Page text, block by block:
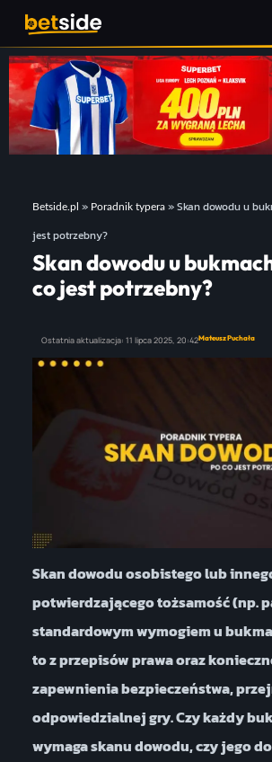
Betside.pl » Poradnik typera»Skan dowodu u
jest potrzebny?
Skan dowodu u
co jest potrzebny?
Ostatnia aktualizacja: 11 lipca 2025, 20:42Mateusz Puchała
Skan dowodu osobistego lub
potwierdzającego tożsamość (np.
standardowym wymogiem u
to z przepisów prawa oraz
zapewnienia bezpieczeństwa,
odpowiedzialnej gry. Czy każdy
wymaga skanu dowodu, czy jego